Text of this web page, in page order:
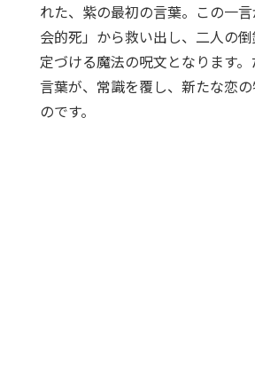
れた、紫の最初の言葉。この一
会的死」から救い出し、二人の
定づける魔法の呪文となります
言葉が、常識を覆し、新たな恋
のです。